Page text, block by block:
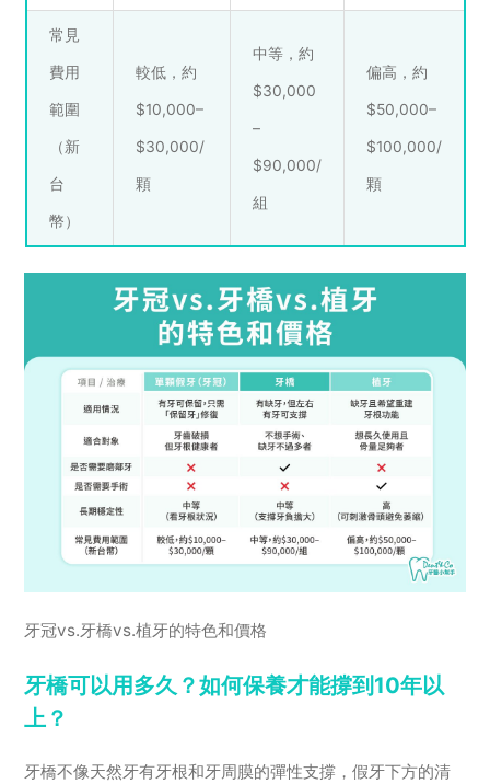
常見
費用
範圍
（新
台
幣）
較低，約
$10,000–
$30,000/
顆
中等，約
$30,000
–
$90,000/
組
偏高，約
$50,000–
$100,000/
顆
牙冠vs.牙橋vs.植牙的特色和價格
牙橋可以用多久？如何保養才能撐到10年以
上？
牙橋不像天然牙有牙根和牙周膜的彈性支撐，假牙下方的清